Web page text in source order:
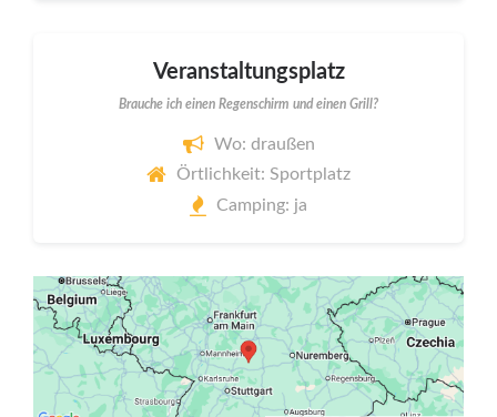
Veranstaltungsplatz
Brauche ich einen Regenschirm und einen Grill?
Wo: draußen
Örtlichkeit: Sportplatz
Camping: ja